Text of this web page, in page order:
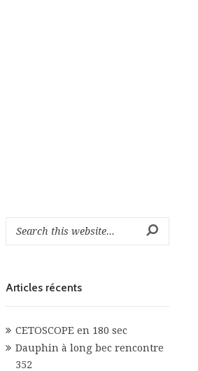
Articles récents
CETOSCOPE en 180 sec
Dauphin à long bec rencontre
352